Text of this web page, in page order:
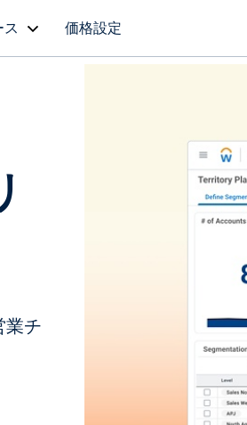
ス 価格設定
業チ